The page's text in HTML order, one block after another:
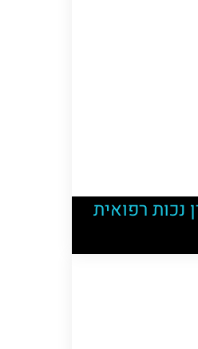
נכות רפואית